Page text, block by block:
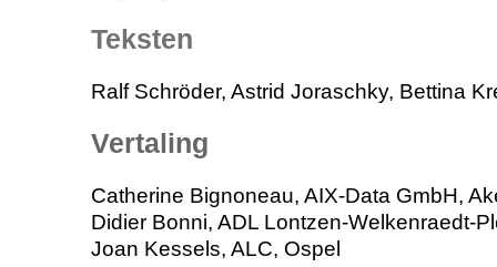
Teksten
Ralf Schröder, Astrid Joraschky, Bettina
Vertaling
Catherine Bignoneau, AIX-Data GmbH,
Didier Bonni, ADL Lontzen-Welkenraedt-
Joan Kessels, ALC, Ospel